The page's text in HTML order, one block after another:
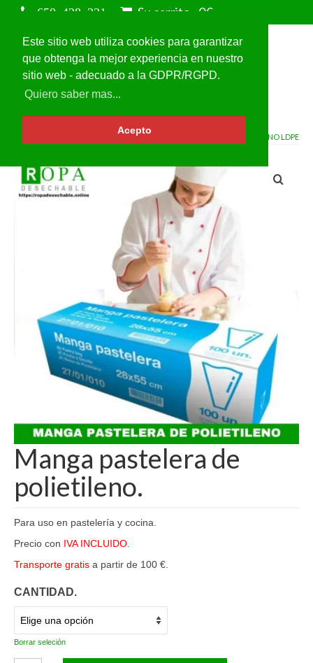
Este sitio web utiliza cookies para garantizar
que obtenga la mejor experiencia en nuestro
sitio web - adecuado a la GDPR/RGPD.
Quiero saber mas...
Acepto
Su carrito 0€
BOLSAS DE POLIETILENO LDPE
Manga pastelera de
polietileno.
Para uso en pastelería y cocina.
Precio con IVA INCLUIDO
Transporte gratis a partir de 100 €.
CANTIDAD.
Borrar seleción